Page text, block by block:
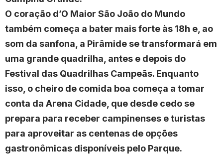
O coração d’O Maior São João do Mundo
também começa a bater mais forte às 18h e, ao
som da sanfona, a Pirâmide se transformará em
uma grande quadrilha, antes e depois do
Festival das Quadrilhas Campeãs. Enquanto
isso, o cheiro de comida boa começa a tomar
conta da Arena Cidade, que desde cedo se
prepara para receber campinenses e turistas
para aproveitar as centenas de opções
gastronômicas disponíveis pelo Parque.